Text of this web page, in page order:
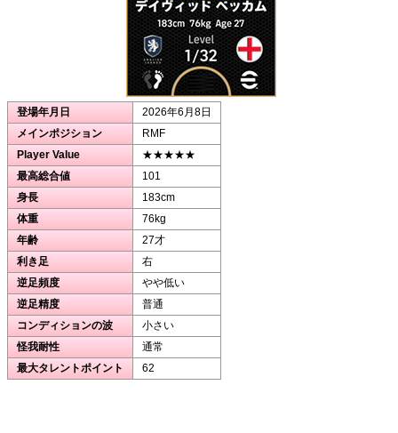
登場年月日
2026年6月8日
メインポジション
RMF
Player Value
★★★★★
最高総合値
101
身長
183cm
体重
76kg
年齢
27才
利き足
右
逆足頻度
やや低い
逆足精度
普通
コンディションの波
小さい
怪我耐性
通常
最大タレントポイント
62